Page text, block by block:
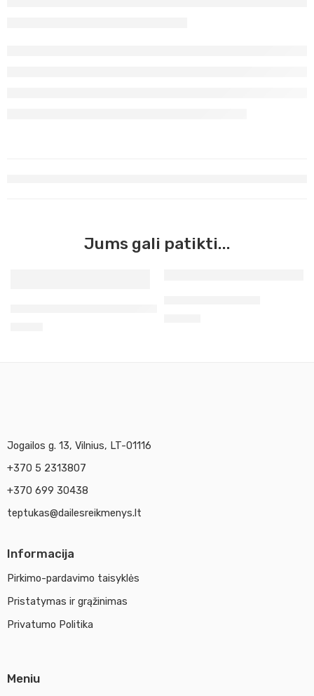
Jums gali patikti...
Jogailos g. 13, Vilnius, LT-01116
+370 5 2313807
+370 699 30438
teptukas@dailesreikmenys.lt
Informacija
Pirkimo-pardavimo taisyklės
Pristatymas ir grąžinimas
Privatumo Politika
Meniu